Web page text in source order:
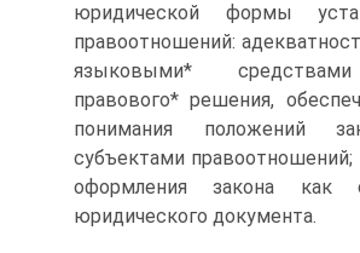
юридической формы
правоотношений:
языковыми*
правового* решения,
понимания положений
субъектами правоотношений;
оформления закона как
юридического документа.